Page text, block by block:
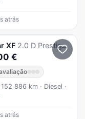
atrás
XF 2.0 D Prestige Aut.
€
152 886 km · Diesel ·
atrás